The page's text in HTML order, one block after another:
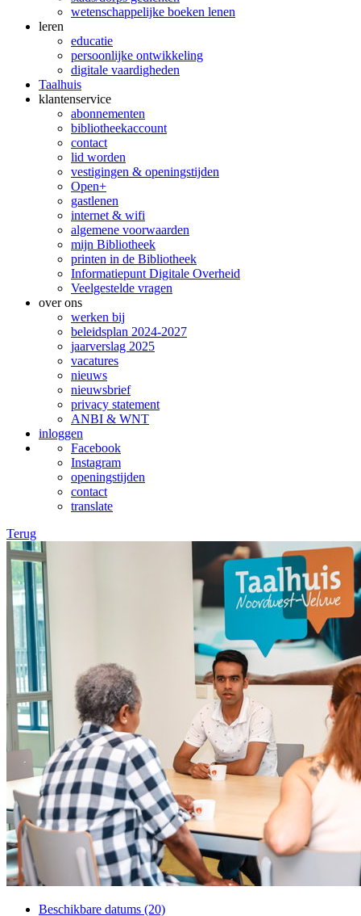
wetenschappelijke boeken lenen
leren
educatie
persoonlijke ontwikkeling
digitale vaardigheden
Taalhuis
klanten­service
abonnementen
bibliotheekaccount
contact
lid worden
vestigingen & openingstijden
Open+
gastlenen
internet & wifi
algemene voorwaarden
mijn Bibliotheek
printen in de Bibliotheek
Informatiepunt Digitale Overheid
Veelgestelde vragen
over ons
werken bij
beleidsplan 2024-2027
jaarverslag 2025
vacatures
nieuws
nieuwsbrief
privacy statement
ANBI & WNT
inloggen
Facebook
Instagram
openingstijden
contact
translate
Terug
Beschikbare datums (20)